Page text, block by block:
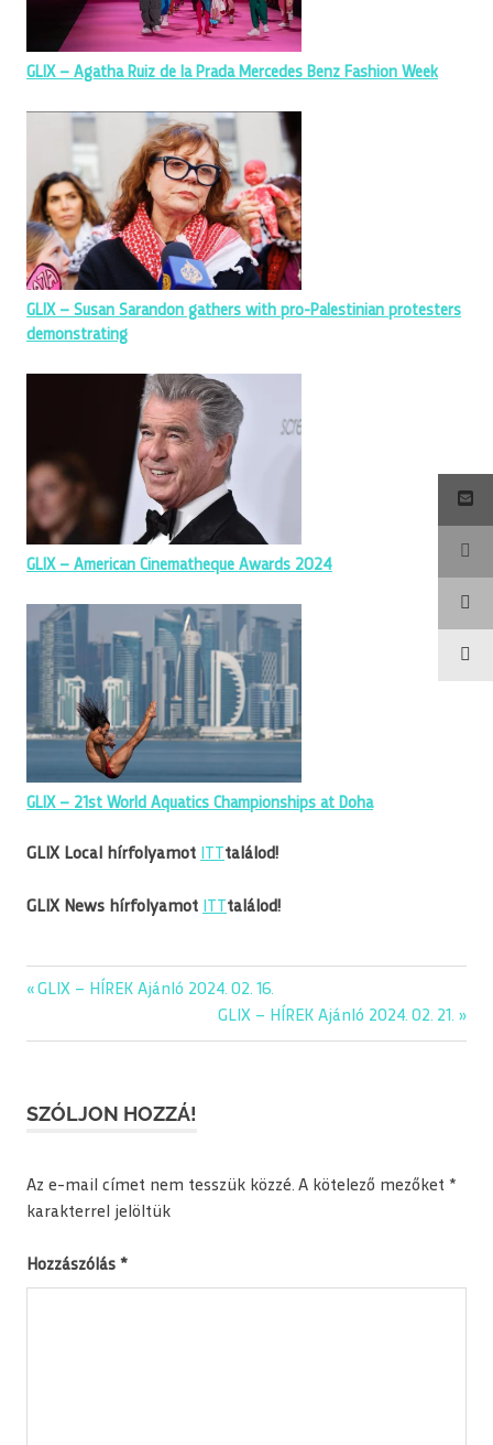
GLIX – Agatha Ruiz de la Prada Mercedes Benz Fashion Week
GLIX – Susan Sarandon gathers with pro-Palestinian protesters
demonstrating
GLIX – American Cinematheque Awards 2024
GLIX – 21st World Aquatics Championships at Doha
GLIX Local hírfolyamot ITT találod!
GLIX News hírfolyamot ITT találod!
editorial
napiajanlo
Bejegyzés
navigáció
Previous
GLIX – HÍREK Ajánló 2024. 02. 16.
Next
Post:
GLIX – HÍREK Ajánló 2024. 02. 21.
SZÓLJON HOZZÁ!
Az e-mail címet nem tesszük közzé. A kötelező mezőket *
karakterrel jelöltük
Hozzászólás *